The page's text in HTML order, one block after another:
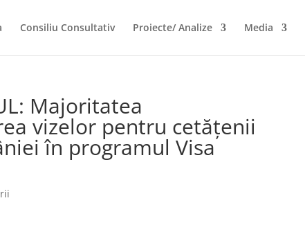
Consiliu Consultativ Proiecte/ Analize Media
Majoritatea
vizelor pentru cetățenii
în programul Visa